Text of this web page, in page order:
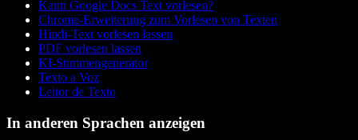
Kann Google Docs Text vorlesen?
Chrome-Erweiterung zum Vorlesen von Texten
Hindi-Text vorlesen lassen
PDF vorlesen lassen
KI-Stimmengenerator
Texto a Voz
Leitor de Texto
In anderen Sprachen anzeigen